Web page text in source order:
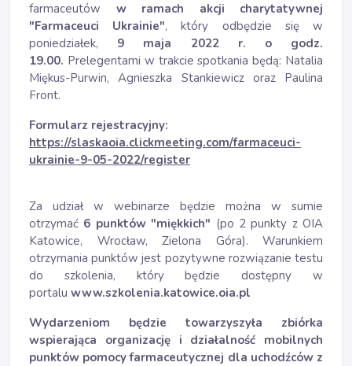
farmaceutów w ramach akcji charytatywnej
"Farmaceuci Ukrainie", który odbędzie się w
poniedziałek, 9 maja 2022 r. o godz.
19.00. Prelegentami w trakcie spotkania będą: Natalia
Miękus-Purwin, Agnieszka Stankiewicz oraz Paulina
Front.
Formularz rejestracyjny:
https://slaskaoia.clickmeeting.com/farmaceuci-
ukrainie-9-05-2022/register
Za udział w webinarze będzie można w sumie
otrzymać 6 punktów "miękkich" (po 2 punkty z OIA
Katowice, Wrocław, Zielona Góra). Warunkiem
otrzymania punktów jest pozytywne rozwiązanie testu
do szkolenia, który będzie dostępny w
portalu www.szkolenia.katowice.oia.pl
Wydarzeniom będzie towarzyszyła zbiórka
wspierająca organizację i działalność mobilnych
punktów pomocy farmaceutycznej dla uchodźców z